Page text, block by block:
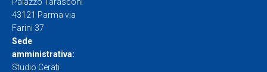
43121 Parma via
Farini 37
Sede
amministrativa:
Studio Cerati